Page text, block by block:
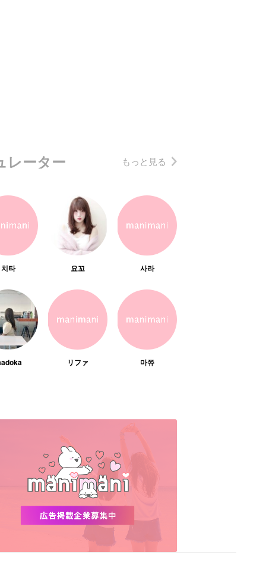
レーター もっと見る
치타 요꼬 사라
リファ 마쮸